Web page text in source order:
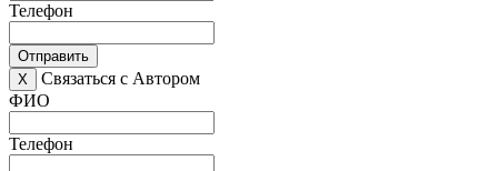
Телефон
Отправить
X
Связаться с Автором
ФИО
Телефон